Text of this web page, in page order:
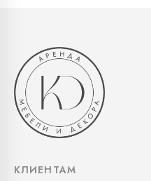
КЛИЕНТАМ